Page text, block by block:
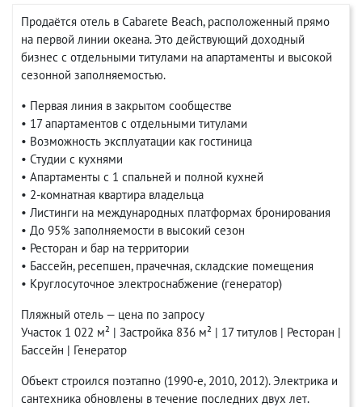
Продаётся отель в Cabarete Beach, расположенный прямо
на первой линии океана. Это действующий доходный
бизнес с отдельными титулами на апартаменты и высокой
сезонной заполняемостью.
• Первая линия в закрытом сообществе
• 17 апартаментов с отдельными титулами
• Возможность эксплуатации как гостиница
• Студии с кухнями
• Апартаменты с 1 спальней и полной кухней
• 2-комнатная квартира владельца
• Листинги на международных платформах бронирования
• До 95% заполняемости в высокий сезон
• Ресторан и бар на территории
• Бассейн, ресепшен, прачечная, складские помещения
• Круглосуточное электроснабжение (генератор)
Пляжный отель — цена по запросу
Участок 1 022 м² | Застройка 836 м² | 17 титулов | Ресторан |
Бассейн | Генератор
Объект строился поэтапно (1990-е, 2010, 2012). Электрика и
сантехника обновлены в течение последних двух лет.